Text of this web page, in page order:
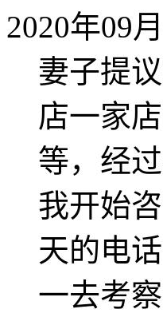
2020年09
妻子提
店一家
等，经
我开始
天的电
一去考察